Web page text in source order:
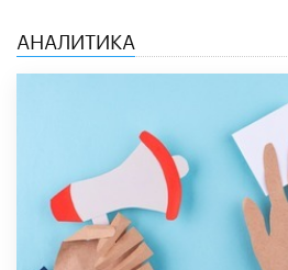
АНАЛИТИКА